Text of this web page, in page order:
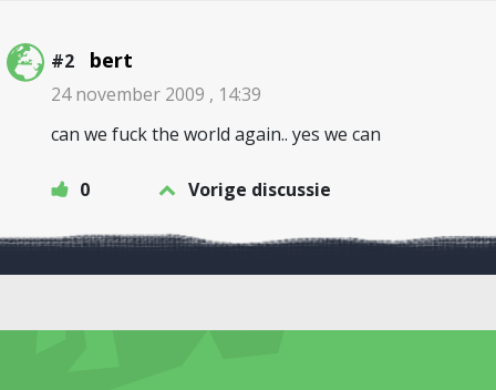
#2 bert
24 november 2009 , 14:39
can we fuck the world again.. yes we can
0 Vorige discussie